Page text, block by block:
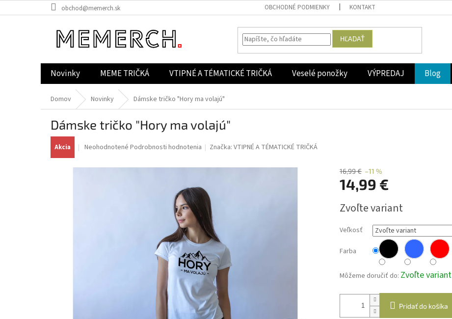
na
obchod@memerch.sk OBCHODNÉ PODMIENKY KONTAKT
HĽADAŤ
Novinky MEME TRIČKÁ VTIPNÉ A TÉMATICKÉ TRIČKÁ Veselé ponožky VÝPREDAJ Blog
Domov Novinky Dámske tričko "Hory ma volajú"
Dámske tričko "Hory ma volajú"
Akcia
Priemerné
produktu
Neohodnotené Podrobnosti hodnotenia Značka:VTIPNÉ A TÉMATICKÉ TRIČKÁ
16,99 € –11 %
14,99 €
cena:
Zvoľte variant
Veľkosť
Farba
Môžeme doručiť do: Zvoľte variant
Pridať do košíka